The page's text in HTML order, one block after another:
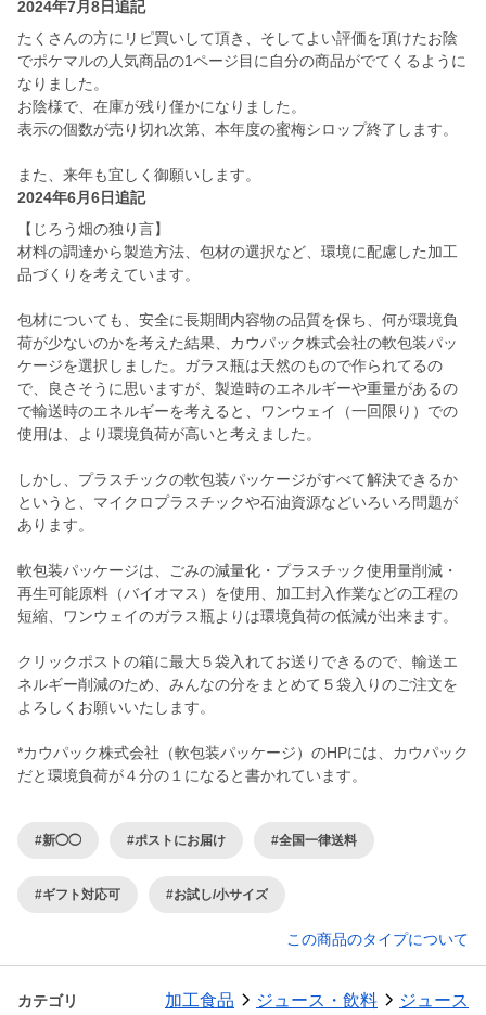
2024年7月8日追記
たくさんの方にリピ買いして頂き、そしてよい評価を頂けたお陰
でポケマルの人気商品の1ページ目に自分の商品がでてくるように
なりました。
お陰様で、在庫が残り僅かになりました。
表示の個数が売り切れ次第、本年度の蜜梅シロップ終了します。
また、来年も宜しく御願いします。
2024年6月6日追記
【じろう畑の独り言】
材料の調達から製造方法、包材の選択など、環境に配慮した加工
品づくりを考えています。
包材についても、安全に長期間内容物の品質を保ち、何が環境負
荷が少ないのかを考えた結果、カウパック株式会社の軟包装パッ
ケージを選択しました。ガラス瓶は天然のもので作られてるの
で、良さそうに思いますが、製造時のエネルギーや重量があるの
で輸送時のエネルギーを考えると、ワンウェイ（一回限り）での
使用は、より環境負荷が高いと考えました。
しかし、プラスチックの軟包装パッケージがすべて解決できるか
というと、マイクロプラスチックや石油資源などいろいろ問題が
あります。
軟包装パッケージは、ごみの減量化・プラスチック使用量削減・
再生可能原料（バイオマス）を使用、加工封入作業などの工程の
短縮、ワンウェイのガラス瓶よりは環境負荷の低減が出来ます。
クリックポストの箱に最大５袋入れてお送りできるので、輸送エ
ネルギー削減のため、みんなの分をまとめて５袋入りのご注文を
よろしくお願いいたします。
*カウパック株式会社（軟包装パッケージ）のHPには、カウパック
だと環境負荷が４分の１になると書かれています。
#新◯◯ #ポストにお届け #全国一律送料
#ギフト対応可 #お試し/小サイズ
この商品のタイプについて
カテゴリ 加工食品 ジュース・飲料 ジュース